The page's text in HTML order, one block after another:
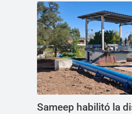
Sameep habilitó la